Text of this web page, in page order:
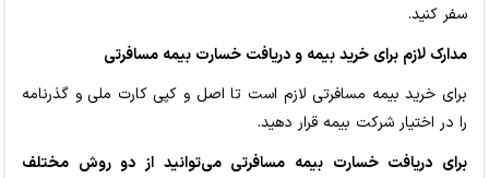
سفر کنید.
مدارک لازم برای خرید بیمه و دریافت خسارت بیمه مسافرتی
برای خرید بیمه مسافرتی لازم است تا اصل و کپی کارت ملی و گذرنامه
را در اختیار شرکت بیمه قرار دهید.
برای دریافت خسارت بیمه مسافرتی می‌توانید از دو روش مختلف